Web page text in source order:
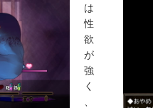
は
性
欲
が
強
く